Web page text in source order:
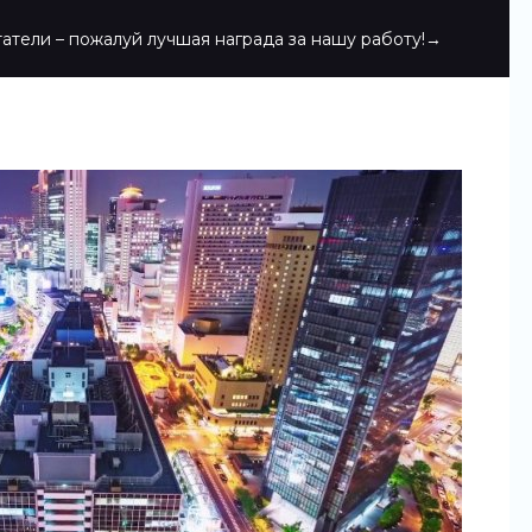
– пожалуй лучшая награда за нашу работу!→